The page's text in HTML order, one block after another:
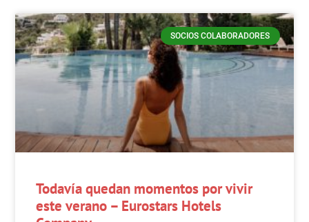
SOCIOS COLABORADORES
Todavía quedan momentos por vivir
este verano – Eurostars Hotels